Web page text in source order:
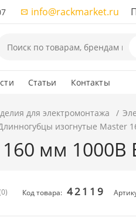
info@rackmarket.ru
Статьи Контакты
для электромонтажа
изогнутые Master
мм 1000В
Код товара: 42119